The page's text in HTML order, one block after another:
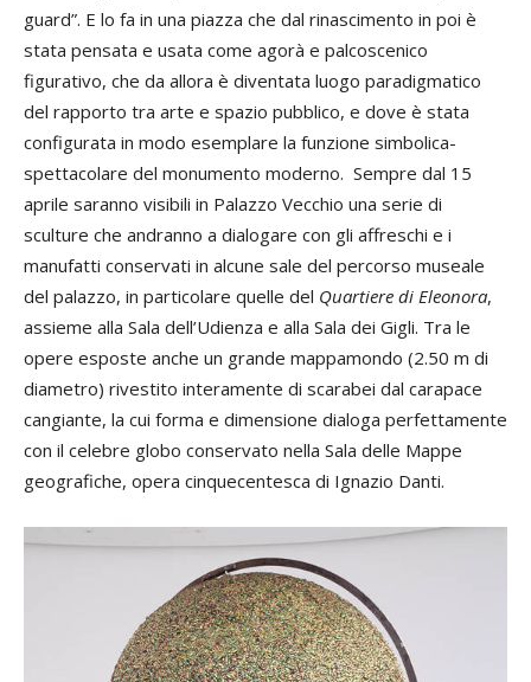
guard”. E lo fa in una piazza che dal rinascimento in poi è
stata pensata e usata come agorà e palcoscenico
figurativo, che da allora è diventata luogo paradigmatico
del rapporto tra arte e spazio pubblico, e dove è stata
configurata in modo esemplare la funzione simbolica-
spettacolare del monumento moderno. Sempre dal 15
aprile saranno visibili in Palazzo Vecchio una serie di
sculture che andranno a dialogare con gli affreschi e i
manufatti conservati in alcune sale del percorso museale
del palazzo, in particolare quelle del Quartiere di Eleonora,
assieme alla Sala dell’Udienza e alla Sala dei Gigli. Tra le
opere esposte anche un grande mappamondo (2.50 m di
diametro) rivestito interamente di scarabei dal carapace
cangiante, la cui forma e dimensione dialoga perfettamente
con il celebre globo conservato nella Sala delle Mappe
geografiche, opera cinquecentesca di Ignazio Danti.